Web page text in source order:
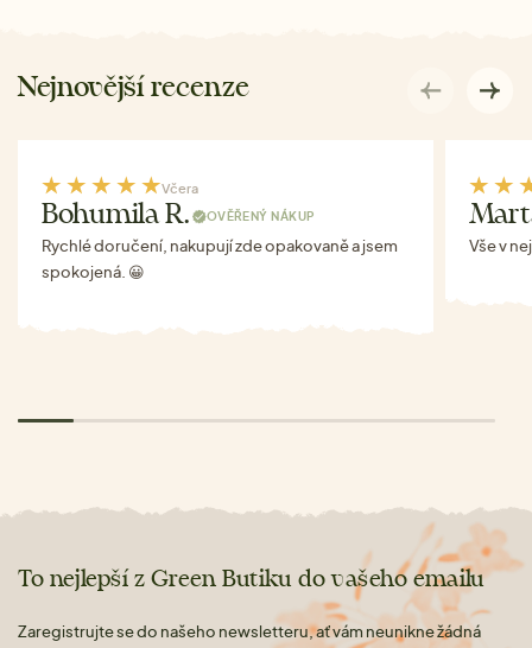
Nejnovější recenze
Včera
Bohumila R. OVĚŘENÝ NÁKUP
Rychlé doručení, nakupují zde opakovaně a jsem
spokojená. 😀
Vše v
To nejlepší z Green Butiku do vašeho emailu
Zaregistrujte se do našeho newsletteru, ať vám neunikne žádná